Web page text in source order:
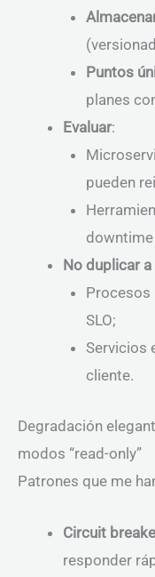
Puntos
planes
Evaluar:
pueden
No duplicar
Procesos
SLO;
Servicios
cliente.
Degradación
modos “read-only”
Patrones que me
Circuit
responder